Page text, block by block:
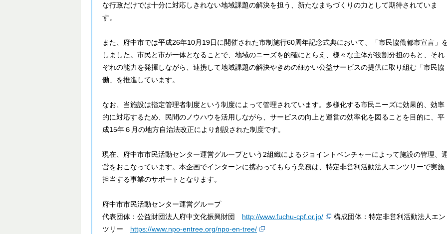
な行政だけでは十分に対応しきれない地域課題の解決を担う、新たなまちづくりの力として期待されていま
す。
また、府中市では平成26年10月19日に開催された市制施行60周年記念式典において、「市民協働都市宣言」
しました。市民と市が一体となることで、地域のニーズを的確にとらえ、様々な主体が役割分担のもと、それ
ぞれの能力を発揮しながら、連携して地域課題の解決やきめの細かい公益サービスの提供に取り組む「市民協
働」を推進しています。
なお、当施設は指定管理者制度という制度によって管理されています。多様化する市民ニーズに効果的、効率
的に対応するため、民間のノウハウを活用しながら、サービスの向上と運営の効率化を図ることを目的に、平
成15年６月の地方自治法改正により創設された制度です。
現在、府中市市民活動センター運営グループという2組織によるジョイントベンチャーによって施設の管理、
営をおこなっています。本企画でインターンに携わってもらう業務は、特定非営利活動法人エンツリーで実施
担当する事業のサポートとなります。
府中市市民活動センター運営グループ
代表団体：公益財団法人府中文化振興財団 http://www.fuchu-cpf.or.jp/
構成団体：特定非営利活動法人エン
ツリー https://www.npo-entree.org/npo-en-tree/